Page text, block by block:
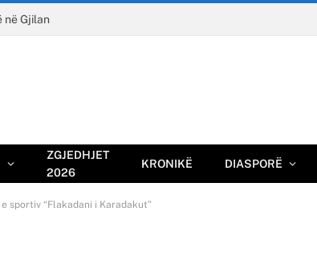
në Gjilan
ZGJEDHJET
2026
KRONIKË DIASPORË
sportiv “Flakadani i Karadakut”